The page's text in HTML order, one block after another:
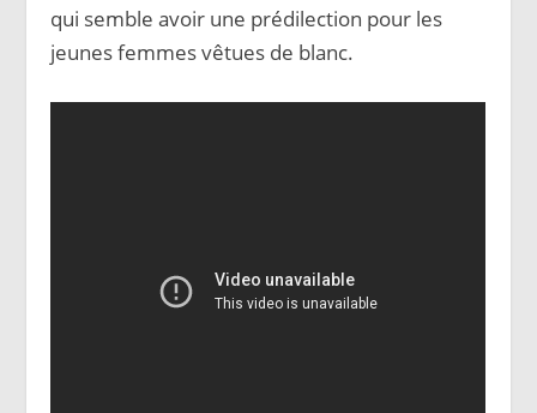
qui semble avoir une prédilection pour les
jeunes femmes vêtues de blanc.